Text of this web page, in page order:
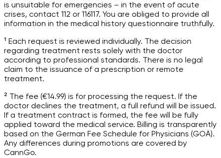
is unsuitable for emergencies – in the event of acute
crises, contact 112 or 116117. You are obliged to provide all
information in the medical history questionnaire truthfully.
¹ Each request is reviewed individually. The decision
regarding treatment rests solely with the doctor
according to professional standards. There is no legal
claim to the issuance of a prescription or remote
treatment.
² The fee (€14.99) is for processing the request. If the
doctor declines the treatment, a full refund will be issued.
If a treatment contract is formed, the fee will be fully
applied toward the medical service. Billing is transparently
based on the German Fee Schedule for Physicians (GOÄ).
Any differences during promotions are covered by
CannGo.